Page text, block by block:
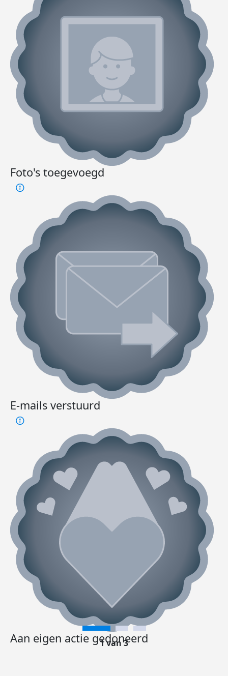
Foto's toegevoegd
E-mails verstuurd
Aan eigen actie gedoneerd
1 van 3